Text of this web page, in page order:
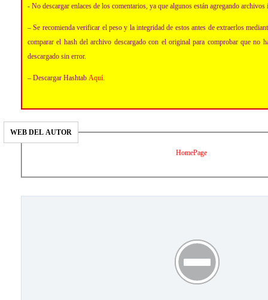
- No descargar enlaces de los comentarios, ya que algunos están agregando
– Se recomienda verificar el peso y la integridad de estos antes de extraerlos
comparar el hash del archivo descargado con el original para comprobar que no
descargado sin error.
– Descargar Hashtab Aquí
WEB DEL AUTOR
HomePage